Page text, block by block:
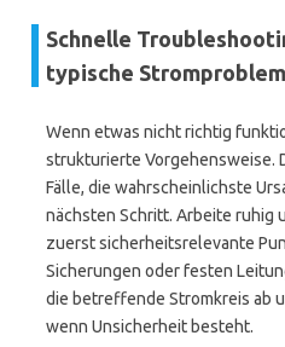
Schnelle
typische
Wenn etwas nicht richtig
strukturierte Vorgehensweise.
Fälle, die wahrscheinlichste
nächsten Schritt. Arbeite ruhig
zuerst sicherheitsrelevante
Sicherungen oder festen
die betreffende Stromkreis ab
wenn Unsicherheit besteht.